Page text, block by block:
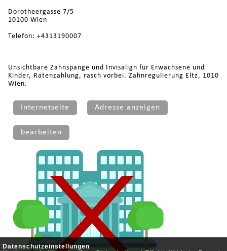
Datenschutzeinstellungen
Dorotheergasse 7/5
10100 Wien
Telefon: +4313190007
Unsichtbare Zahnspange und Invisalign für Erwachsene und
Kinder, Ratenzahlung, rasch vorbei. Zahnregulierung Eltz, 1010
Wien.
Internetseite Adresse anzeigen
bearbeiten